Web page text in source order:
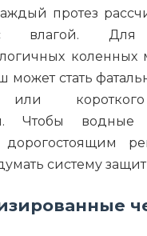
протез
влагой. Для
коленных
стать
или
Чтобы
дорогостоящим
систему